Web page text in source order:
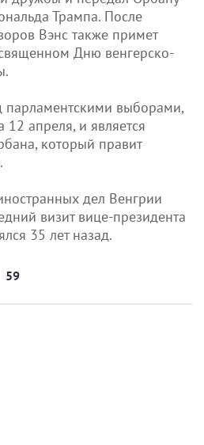
Трампа. После
Вэнс также примет
Дню венгерско-
парламентскими выборами,
апреля, и является
который правит
дел Венгрии
визит вице-президента
35 лет назад.
59